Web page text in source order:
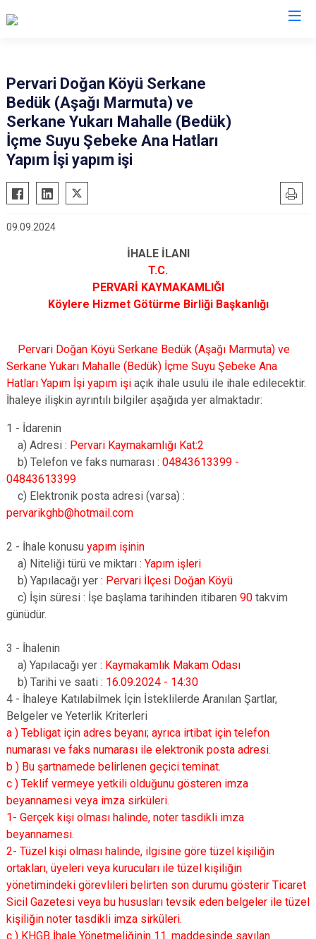
Tillo
Baykan
Eruh
Pervari
Şirvan
Pervari Doğan Köyü Serkane
Bedük (Aşağı Marmuta) ve
Serkane Yukarı Mahalle (Bedük)
İçme Suyu Şebeke Ana Hatları
Yapım İşi yapım işi
09.09.2024
İHALE İLANI
T.C.
PERVARİ KAYMAKAMLIĞI
Köylere Hizmet Götürme Birliği Başkanlığı
Pervari Doğan Köyü Serkane Bedük (Aşağı Marmuta) ve
Serkane Yukarı Mahalle (Bedük) İçme Suyu Şebeke Ana
Hatları Yapım İşi yapım işi açık ihale usulü ile ihale edilecektir.
İhaleye ilişkin ayrıntılı bilgiler aşağıda yer almaktadır:
1 - İdarenin
a) Adresi : Pervari Kaymakamlığı Kat:2
b) Telefon ve faks numarası : 04843613399 -
04843613399
c) Elektronik posta adresi (varsa) :
pervarikghb@hotmail.com
2 - İhale konusu yapım işinin
a) Niteliği türü ve miktarı : Yapım işleri
b) Yapılacağı yer : Pervari İlçesi Doğan Köyü
c) İşin süresi : İşe başlama tarihinden itibaren 90 takvim
günüdür.
3 - İhalenin
a) Yapılacağı yer : Kaymakamlık Makam Odası
b) Tarihi ve saati : 16.09.2024 - 14:30
4 - İhaleye Katılabilmek İçin İsteklilerde Aranılan Şartlar,
Belgeler ve Yeterlik Kriterleri
a ) Tebligat için adres beyanı; ayrıca irtibat için telefon
numarası ve faks numarası ile elektronik posta adresi.
b ) Bu şartnamede belirlenen geçici teminat.
c ) Teklif vermeye yetkili olduğunu gösteren imza
beyannamesi veya imza sirküleri.
1- Gerçek kişi olması halinde, noter tasdikli imza
beyannamesi.
2- Tüzel kişi olması halinde, ilgisine göre tüzel kişiliğin
ortakları, üyeleri veya kurucuları ile tüzel kişiliğin
yönetimindeki görevlileri belirten son durumu gösterir Ticaret
Sicil Gazetesi veya bu hususları tevsik eden belgeler ile tüzel
kişiliğin noter tasdikli imza sirküleri.
ç ) KHGB İhale Yönetmeliğinin 11. maddesinde sayılan